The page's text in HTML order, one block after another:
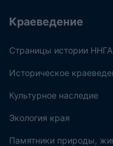
Краеведение
Страницы истории
Историческое
Культурное наследие
Экология края
Памятники природы,